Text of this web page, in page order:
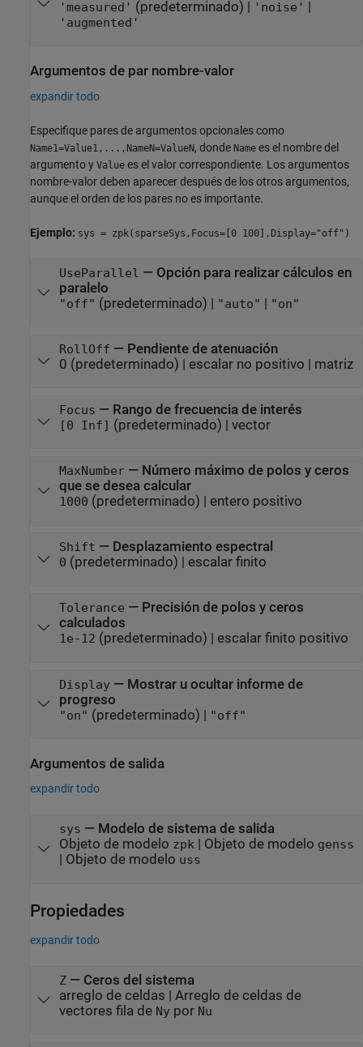
'measured' (predeterminado) | 'noise' |
'augmented'
Argumentos de par nombre-valor
expandir todo
Especifique pares de argumentos opcionales como
Name1=Value1,...,NameN=ValueN, donde Name es el nombre del
argumento y Value es el valor correspondiente. Los argumentos
nombre-valor deben aparecer después de los otros argumentos,
aunque el orden de los pares no es importante.
Ejemplo: sys = zpk(sparseSys,Focus=[0 100],Display="off")
UseParallel — Opción para realizar cálculos en
paralelo
"off" (predeterminado) | "auto" | "on"
RollOff — Pendiente de atenuación
0 (predeterminado) | escalar no positivo | matriz
Focus — Rango de frecuencia de interés
[0 Inf] (predeterminado) | vector
MaxNumber— Número máximo de polos y ceros
que se desea calcular
1000 (predeterminado) | entero positivo
Shift — Desplazamiento espectral
0 (predeterminado) | escalar finito
Tolerance — Precisión de polos y ceros
calculados
1e-12 (predeterminado) | escalar finito positivo
Display— Mostrar u ocultar informe de
progreso
"on" (predeterminado) | "off"
Argumentos de salida
expandir todo
sys — Modelo de sistema de salida
Objeto de modelo zpk| Objeto de modelo genss
| Objeto de modelo uss
Propiedades
expandir todo
Z— Ceros del sistema
arreglo de celdas | Arreglo de celdas de
vectores fila de Nypor Nu